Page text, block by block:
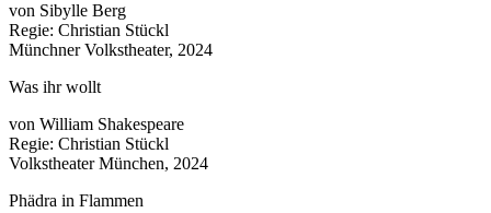
von Sibylle Berg
Regie: Christian Stückl
Münchner Volkstheater, 2024
Was ihr wollt
von William Shakespeare
Regie: Christian Stückl
Volkstheater München, 2024
Phädra in Flammen